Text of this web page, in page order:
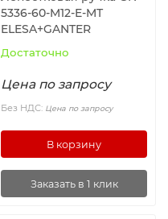
5336-60-M12-E-MT
ELESA+GANTER
Достаточно
Цена по запросу
Без НДС: Цена по запросу
В корзину
Заказать в 1 клик